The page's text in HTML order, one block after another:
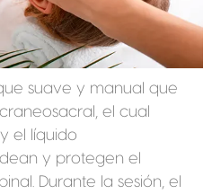
suave y manual que
el cual
el líquido
y protegen el
Durante la sesión, el